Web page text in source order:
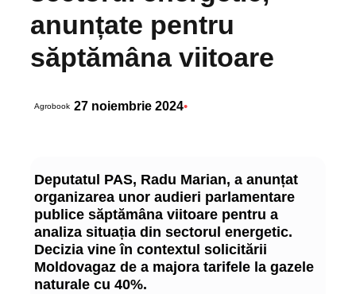
anunțate pentru
săptămâna viitoare
Agrobook 27 noiembrie 2024•
Deputatul PAS, Radu Marian, a anunțat
organizarea unor audieri parlamentare
publice săptămâna viitoare pentru a
analiza situația din sectorul energetic.
Decizia vine în contextul solicitării
Moldovagaz de a majora tarifele la gazele
naturale cu 40%.